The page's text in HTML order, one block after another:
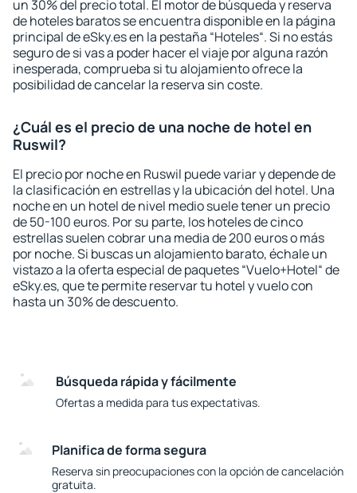
un 30% del precio total. El motor de búsqueda y reserva
de hoteles baratos se encuentra disponible en la página
principal de eSky.es en la pestaña “Hoteles“. Si no estás
seguro de si vas a poder hacer el viaje por alguna razón
inesperada, comprueba si tu alojamiento ofrece la
posibilidad de cancelar la reserva sin coste.
¿Cuál es el precio de una noche de hotel en
Ruswil?
El precio por noche en Ruswil puede variar y depende de
la clasificación en estrellas y la ubicación del hotel. Una
noche en un hotel de nivel medio suele tener un precio
de 50-100 euros. Por su parte, los hoteles de cinco
estrellas suelen cobrar una media de 200 euros o más
por noche. Si buscas un alojamiento barato, échale un
vistazo a la oferta especial de paquetes “Vuelo+Hotel“ de
eSky.es, que te permite reservar tu hotel y vuelo con
hasta un 30% de descuento.
Búsqueda rápida y fácilmente
Ofertas a medida para tus expectativas.
Planifica de forma segura
Reserva sin preocupaciones con la opción de cancelación
gratuita.